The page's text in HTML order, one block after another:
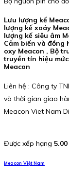
Lưu lượng kế
lượng kế xoáy
lượng kế siêu âm
Cảm biến và đồng
oxy Meacon , Bộ
truyền tín hiệu
Meacon
Liên hệ : Công ty
và thời gian giao
Meacon Viet Nam
Được xếp hạng 5.00
Meacon Việt Nam